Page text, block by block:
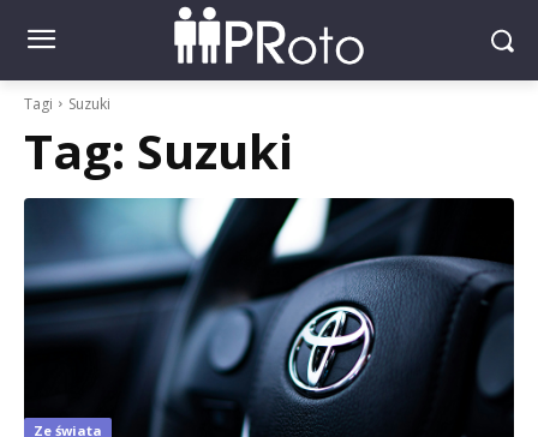
Tagi Suzuki
Tag: Suzuki
Ze świata